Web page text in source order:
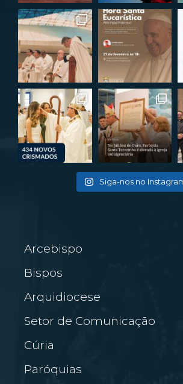
Siga-nos no
Arcebispo
Bispos
Arquidiocese
Setor de Comunicação
Cúria
Paróquias